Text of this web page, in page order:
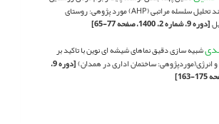
با بهره گیری از فرآیند تحلیل سلسله مراتبی (AHP) مورد پژوهی: روستای
[دوره 9، شماره 2، 1400، صفحه 77-65]
شبیه سازی دقیق نماهای شیشه ای نوین با تاکید بر
و انرژی(موردپژوهی: ساختمان اداری در همدان)
[دوره 9،